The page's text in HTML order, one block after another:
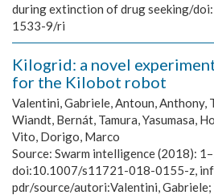
during extinction of drug seeking/
1533-9/ri
Kilogrid: a novel
for the Kilobot robot
Valentini, Gabriele, Antoun, Anthony,
Wiandt, Bernát, Tamura, Yasumasa,
Vito, Dorigo, Marco
Source: Swarm intelligence (2018):
doi:10.1007/s11721-018-0155-z,
pdr/source/autori:Valentini, Gabriele;